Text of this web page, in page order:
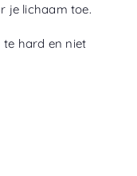
je lichaam toe.
hard en niet